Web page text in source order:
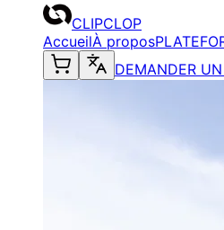
CLIPCLOP
AccueilÀ propos
DEMANDER